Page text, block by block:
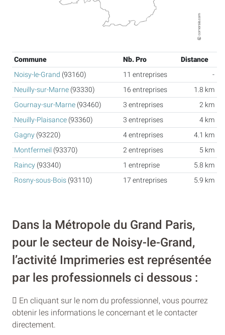
Commune Nb. Pro
Distance
Noisy-le-Grand (93160) 11 entreprises
-
Neuilly-sur-Marne (93330) 16 entreprises
1.8 km
Gournay-sur-Marne (93460) 3 entreprises
2 km
Neuilly-Plaisance (93360) 3 entreprises
4 km
Gagny (93220) 4 entreprises
4.1 km
Montfermeil (93370) 2 entreprises
5 km
Raincy (93340) 1 entreprise
5.8 km
Rosny-sous-Bois (93110) 17 entreprises 5.9 km
Dans la Métropole du Grand Paris,
pour le secteur de Noisy-le-Grand,
l’activité Imprimeries est représentée
par les professionnels ci dessous :
En cliquant sur le nom du professionnel, vous pourrez
obtenir les informations le concernant et le contacter
directement.